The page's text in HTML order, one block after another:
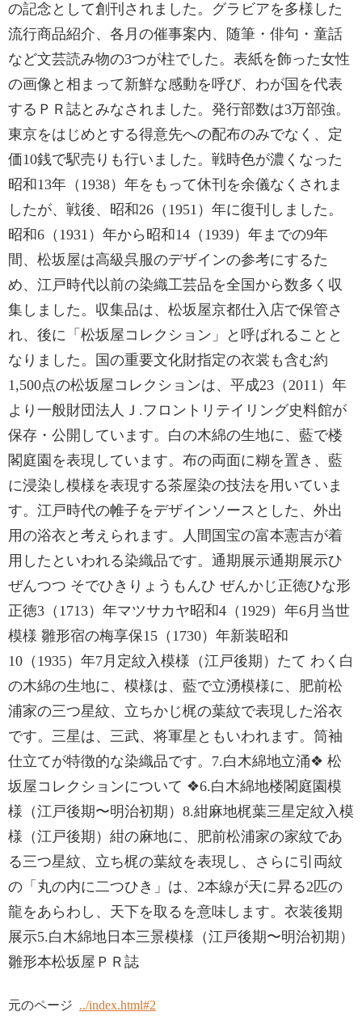
の記念として創刊されました。グラビアを多様した
流行商品紹介、各月の催事案内、随筆・俳句・童話
など文芸読み物の3つが柱でした。表紙を飾った女性
の画像と相まって新鮮な感動を呼び、わが国を代表
するＰＲ誌とみなされました。発行部数は3万部強。
東京をはじめとする得意先への配布のみでなく、定
価10銭で駅売りも行いました。戦時色が濃くなった
昭和13年（1938）年をもって休刊を余儀なくされま
したが、戦後、昭和26（1951）年に復刊しました。
昭和6（1931）年から昭和14（1939）年までの9年
間、松坂屋は高級呉服のデザインの参考にするた
め、江戸時代以前の染織工芸品を全国から数多く収
集しました。収集品は、松坂屋京都仕入店で保管さ
れ、後に「松坂屋コレクション」と呼ばれることと
なりました。国の重要文化財指定の衣裳も含む約
1,500点の松坂屋コレクションは、平成23（2011）年
より一般財団法人Ｊ.フロントリテイリング史料館が
保存・公開しています。白の木綿の生地に、藍で楼
閣庭園を表現しています。布の両面に糊を置き、藍
に浸染し模様を表現する茶屋染の技法を用いていま
す。江戸時代の帷子をデザインソースとした、外出
用の浴衣と考えられます。人間国宝の富本憲吉が着
用したといわれる染織品です。通期展示通期展示ひ
ぜんつつ そでひきりょうもんひ ぜんかじ正徳ひな形
正徳3（1713）年マツサカヤ昭和4（1929）年6月当世
模様 雛形宿の梅享保15（1730）年新装昭和
10（1935）年7月定紋入模様（江戸後期）たて わく白
の木綿の生地に、模様は、藍で立湧模様に、肥前松
浦家の三つ星紋、立ちかじ梶の葉紋で表現した浴衣
です。三星は、三武、将軍星ともいわれます。筒袖
仕立てが特徴的な染織品です。7.白木綿地立涌❖ 松
坂屋コレクションについて ❖6.白木綿地楼閣庭園模
様（江戸後期〜明治初期）8.紺麻地梶葉三星定紋入模
様（江戸後期）紺の麻地に、肥前松浦家の家紋であ
る三つ星紋、立ち梶の葉紋を表現し、さらに引両紋
の「丸の内に二つひき」は、2本線が天に昇る2匹の
龍をあらわし、天下を取るを意味します。衣装後期
展示5.白木綿地日本三景模様（江戸後期〜明治初期）
雛形本松坂屋ＰＲ誌
元のページ ../index.html#2